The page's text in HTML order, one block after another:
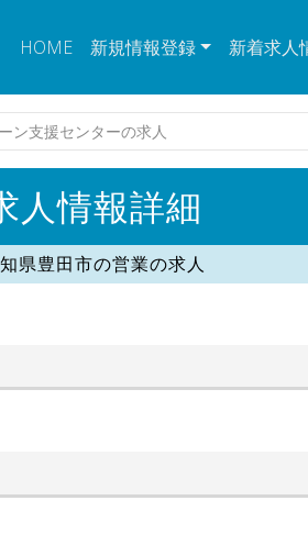
HOME 新規情報登録 新着求人
ン支援センターの求人
人情報詳細
県豊田市の営業の求人